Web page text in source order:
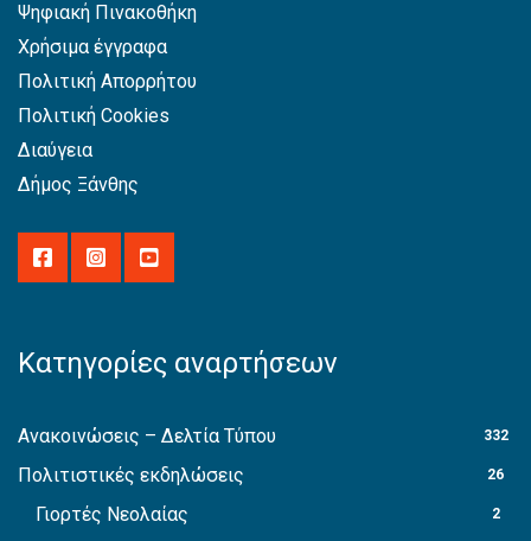
Ψηφιακή Πινακοθήκη
Χρήσιμα έγγραφα
Πολιτική Απορρήτου
Πολιτική Cookies
Διαύγεια
Δήμος Ξάνθης
Κατηγορίες αναρτήσεων
Ανακοινώσεις – Δελτία Τύπου 332
Πολιτιστικές εκδηλώσεις 26
Γιορτές Νεολαίας 2